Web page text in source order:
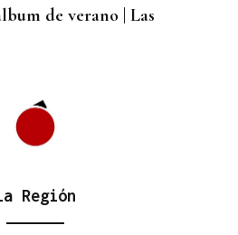
de verano | Las
Región